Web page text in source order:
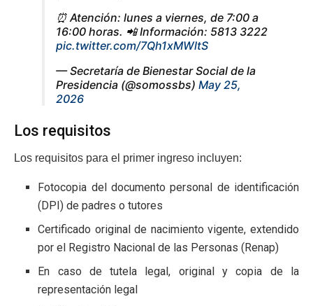
⏰ Atención: lunes a viernes, de 7:00 a
16:00 horas. 📲 Información: 5813 3222
pic.twitter.com/7Qh1xMWltS
— Secretaría de Bienestar Social de la
Presidencia (@somossbs) May 25,
2026
Los requisitos
Los requisitos para el primer ingreso incluyen:
Fotocopia del documento personal de identificación
(DPI) de padres o tutores
Certificado original de nacimiento vigente, extendido
por el Registro Nacional de las Personas (Renap)
En caso de tutela legal, original y copia de la
representación legal